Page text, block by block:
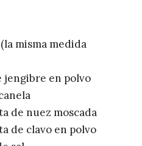
misma medida
jengibre en polvo
de nuez moscada
de clavo en polvo